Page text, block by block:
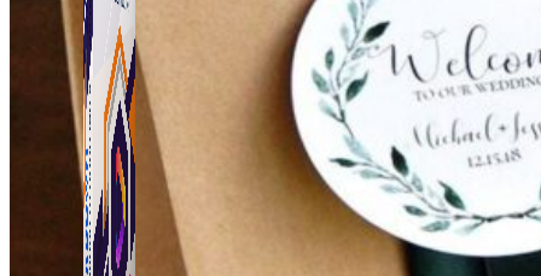
Simple Tikdown
Công cụ giúp bạn tải video Tiktok không có logo
nhanh chóng.